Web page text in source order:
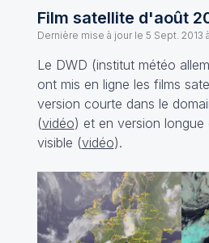
Film satellite d'août
Dernière mise à jour le 5 Sept. 2013
Le DWD (institut météo
ont mis en ligne les films
version courte dans le
(vidéo) et en version longue
visible (vidéo).